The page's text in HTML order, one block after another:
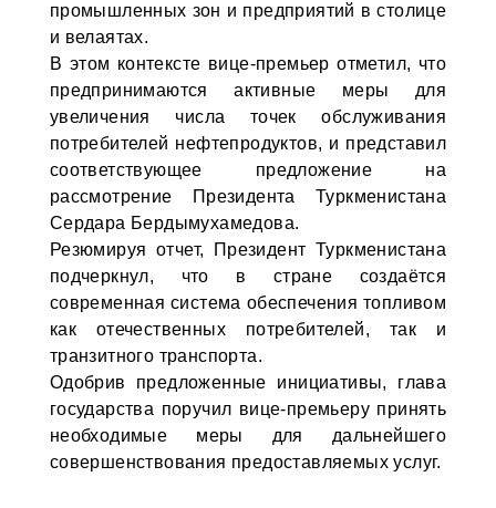
промышленных зон и предприятий в столице
и велаятах.
В этом контексте вице-премьер отметил, что
предпринимаются активные меры для
увеличения числа точек обслуживания
потребителей нефтепродуктов, и представил
соответствующее предложение на
рассмотрение Президента Туркменистана
Сердара Бердымухамедова.
Резюмируя отчет, Президент Туркменистана
подчеркнул, что в стране создаётся
современная система обеспечения топливом
как отечественных потребителей, так и
транзитного транспорта.
Одобрив предложенные инициативы, глава
государства поручил вице-премьеру принять
необходимые меры для дальнейшего
совершенствования предоставляемых услуг.